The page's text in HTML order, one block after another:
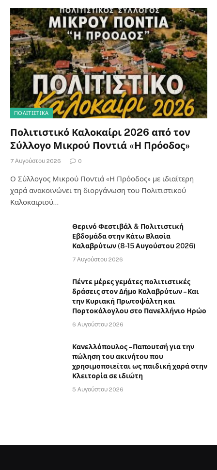
ΠΟΛΙΤΙΣΤΙΚΑ
Πολιτιστικό Καλοκαίρι 2026 από τον
Σύλλογο Μικρού Ποντιά «Η Πρόοδος»
7 Αυγούστου 2026 0
Ο Σύλλογος Μικρού Ποντιά «Η Πρόοδος» με ιδιαίτερη
χαρά ανακοινώνει τη διοργάνωση του Πολιτιστικού
Καλοκαιριού…
Θερινό Φεστιβάλ & Πολιτιστική
Εβδομάδα στην Κάτω Βλασία
Καλαβρύτων (8-15 Αυγούστου 2026)
7 Αυγούστου 2026
Πέντε μέρες γεμάτες πολιτιστικές
δράσεις στον Δήμο Καλαβρύτων – Και
την Κυριακή Πρωτοψάλτη και
Πορτοκάλογλου στο Πανελλήνιο Ηρώο
6 Αυγούστου 2026
Κανελλόπουλος – Παπουτσή για την
πώληση του ακινήτου που
χρησιμοποιείται ως παιδική χαρά στην
Κλειτορία σε ιδιώτη
5 Αυγούστου 2026